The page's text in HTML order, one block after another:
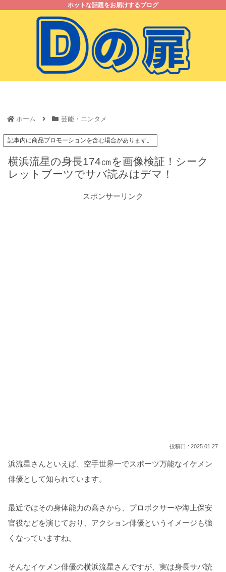
ホットな話題をお届けするブログ
ホーム 芸能・エンタメ
記事内に商品プロモーションを含む場合があります。
横浜流星の身長174㎝を画像検証！シーク
レットブーツでサバ読みはデマ！
スポンサーリンク
2025.01.27
浜流星さんといえば、空手世界一でスポーツ万能なイケメン
俳優として知られています。
最近ではその身体能力の高さから、プロボクサーや海上保安
官役などを演じており、アクション俳優というイメージも強
くなっていますね。
そんなイケメン俳優の横浜流星さんですが、実は身長サバ読